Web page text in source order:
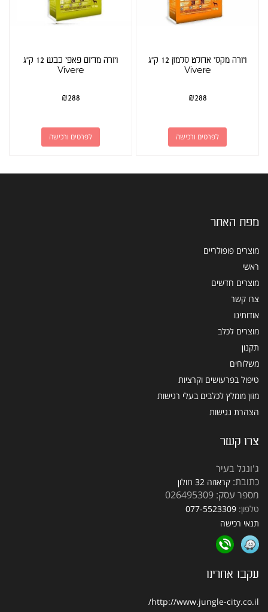
ויורה מקסי אדולט סלמון 12 ק"ג
Vivere
₪288
לפרטים ורכישה
ויורה מדיום פאפי כבש 12 ק"ג
Vivere
₪288
לפרטים ורכישה
מפת האתר
מוצרים פופולריים
ראשי
מוצרים חדשים
צרו קשר
אודותינו
מוצרים לכלב
תקנון
משלוחים
טיפול בפרעושים וקרציות
מזון מומלץ לכלבים בעלי רגישות
הצהרת נגישות
צרו קשר
ג'ונגל בעיר
כתובת: קראוזה 32 חולון
מספר עסק: 026495309
טלפון: 077-5523309
תנאי רכישה
עקבו אחרינו
http://www.jungle-city.co.il/